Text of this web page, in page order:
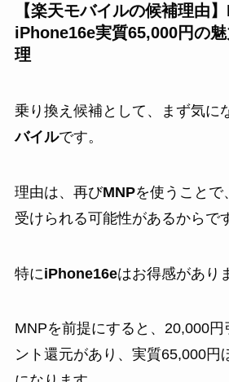
【楽天モバイルの候補理由
iPhone16e実質65,000円の
理
乗り換え候補として、まず気に
バイルです。
理由は、再びMNPを使うことで
受けられる可能性があるからで
特にiPhone16eはお得感があり
MNPを前提にすると、20,000円
ント還元があり、実質65,000円